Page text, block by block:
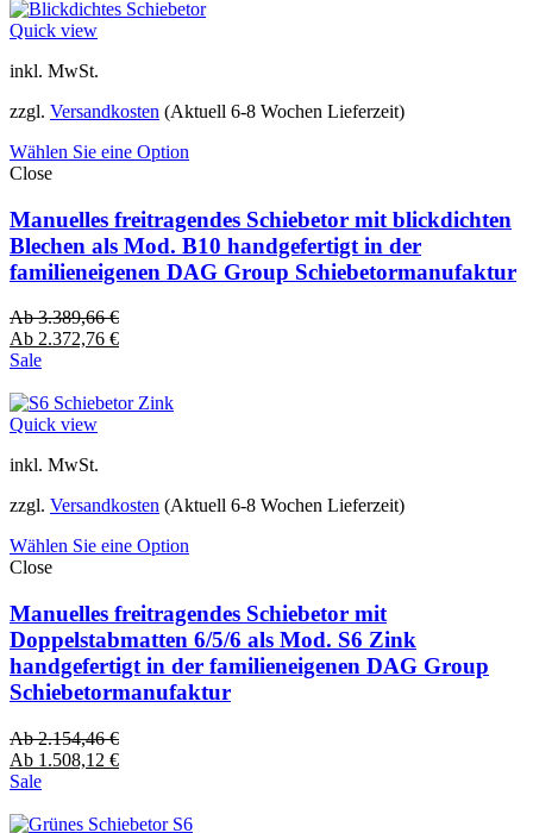
Quick view
inkl. MwSt.
zzgl. Versandkosten (Aktuell 6-8 Wochen Lieferzeit)
Wählen Sie eine Option
Close
Manuelles freitragendes Schiebetor mit blickdichten
Blechen als Mod. B10 handgefertigt in der
familieneigenen DAG Group Schiebetormanufaktur
Ab3.389,66€
Ab 2.372,76 €
Sale
Quick view
inkl. MwSt.
zzgl. Versandkosten (Aktuell 6-8 Wochen Lieferzeit)
Wählen Sie eine Option
Close
Manuelles freitragendes Schiebetor mit
Doppelstabmatten 6/5/6 als Mod. S6 Zink
handgefertigt in der familieneigenen DAG Group
Schiebetormanufaktur
Ab2.154,46€
Ab 1.508,12 €
Sale